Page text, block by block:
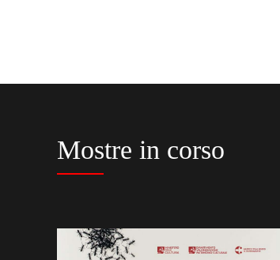
Mostre in corso